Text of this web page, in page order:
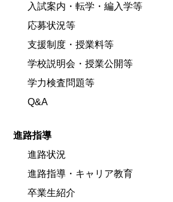
入試案内・転学・編入学等
応募状況等
支援制度・授業料等
学校説明会・授業公開等
学力検査問題等
Q&A
進路指導
進路状況
進路指導・キャリア教育
卒業生紹介